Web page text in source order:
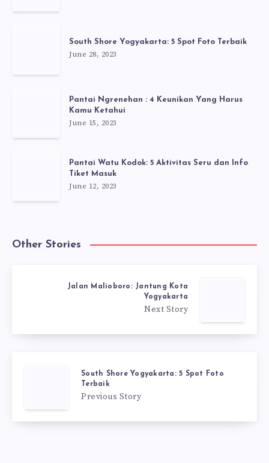
South Shore Yogyakarta: 5 Spot Foto Terbaik
June 28, 2023
Pantai Ngrenehan : 4 Keunikan Yang Harus
Kamu Ketahui
June 15, 2023
Pantai Watu Kodok: 5 Aktivitas Seru dan Info
Tiket Masuk
June 12, 2023
Other Stories
Jalan Malioboro: Jantung Kota
Yogyakarta
Next Story
South Shore Yogyakarta: 5 Spot Foto
Terbaik
Previous Story